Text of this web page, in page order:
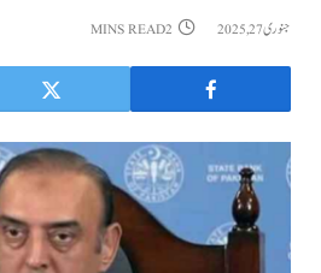
جنوری 27, 2025 2 MINS READ